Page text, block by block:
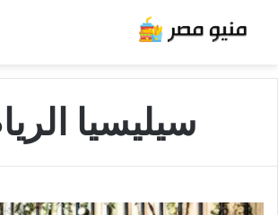
سيليسيا